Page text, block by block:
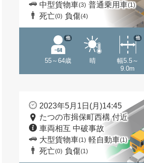
中型貨物車(3) 普通乗用車(1)
死亡(0) 負傷(4)
55～64歳
他
晴
幅5.5～
9.0m
他
2023年5月1日(月)14:45
たつの市揖保町西構 付近
車両相互 中破事故
大型貨物車(1) 軽自動車(1)
死亡(0) 負傷(1)